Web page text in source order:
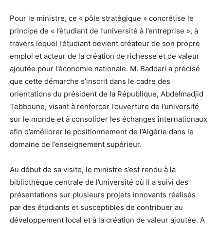
Pour le ministre, ce « pôle stratégique » concrétise le
principe de « l’étudiant de l’université à l’entreprise », à
travers lequel l’étudiant devient créateur de son propre
emploi et acteur de la création de richesse et de valeur
ajoutée pour l’économie nationale. M. Baddari a précisé
que cette démarche s’inscrit dans le cadre des
orientations du président de la République, Abdelmadjid
Tebboune, visant à renforcer l’ouverture de l’université
sur le monde et à consolider les échanges internationaux
afin d’améliorer le positionnement de l’Algérie dans le
domaine de l’enseignement supérieur.
Au début de sa visite, le ministre s’est rendu à la
bibliothèque centrale de l’université où il a suivi des
présentations sur plusieurs projets innovants réalisés
par des étudiants et susceptibles de contribuer au
développement local et à la création de valeur ajoutée. A